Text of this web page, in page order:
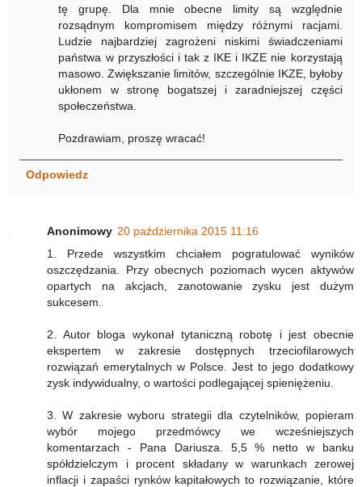
tę grupę. Dla mnie obecne limity są względnie
rozsądnym kompromisem między różnymi racjami.
Ludzie najbardziej zagrożeni niskimi świadczeniami
państwa w przyszłości i tak z IKE i IKZE nie korzystają
masowo. Zwiększanie limitów, szczególnie IKZE, byłoby
ukłonem w stronę bogatszej i zaradniejszej części
społeczeństwa.
Pozdrawiam, proszę wracać!
Odpowiedz
Anonimowy 20 października 2015 11:16
1. Przede wszystkim chciałem pogratulować wyników
oszczędzania. Przy obecnych poziomach wycen aktywów
opartych na akcjach, zanotowanie zysku jest dużym
sukcesem.
2. Autor bloga wykonał tytaniczną robotę i jest obecnie
ekspertem w zakresie dostępnych trzeciofilarowych
rozwiązań emerytalnych w Polsce. Jest to jego dodatkowy
zysk indywidualny, o wartości podlegającej spieniężeniu.
3. W zakresie wyboru strategii dla czytelników, popieram
wybór mojego przedmówcy we wcześniejszych
komentarzach - Pana Dariusza. 5,5 % netto w banku
spółdzielczym i procent składany w warunkach zerowej
inflacji i zapaści rynków kapitałowych to rozwiązanie, które